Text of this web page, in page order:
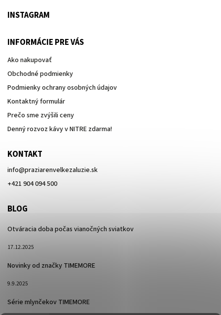
INSTAGRAM
INFORMÁCIE PRE VÁS
Ako nakupovať
Obchodné podmienky
Podmienky ochrany osobných údajov
Kontaktný formulár
Prečo sme zvýšili ceny
Denný rozvoz kávy v NITRE zdarma!
KONTAKT
info@praziarenvelkezaluzie.sk
+421 904 094 500
BLOG
Otváracia doba počas vianočných sviatkov
17.12.2025
Novinky od značky TIMEMORE
9.9.2025
Série mlynčekov TIMEMORE